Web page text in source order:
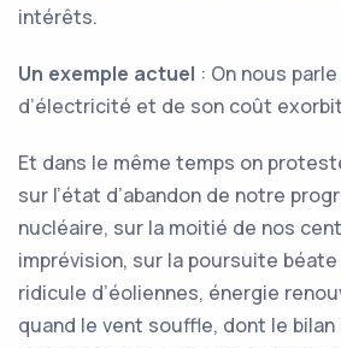
intérêts.
Un exemple actuel : On nous
d’électricité et de son coût
Et dans le même temps on
sur l’état d’abandon de notre
nucléaire, sur la moitié de nos
imprévision, sur la poursuite
ridicule d’éoliennes, énergie
quand le vent souffle, dont le